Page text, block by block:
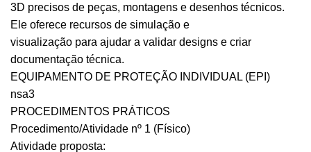
3D precisos de peças, montagens e desenhos técnicos.
Ele oferece recursos de simulação e
visualização para ajudar a validar designs e criar
documentação técnica.
EQUIPAMENTO DE PROTEÇÃO INDIVIDUAL (EPI)
nsa3
PROCEDIMENTOS PRÁTICOS
Procedimento/Atividade nº 1 (Físico)
Atividade proposta: